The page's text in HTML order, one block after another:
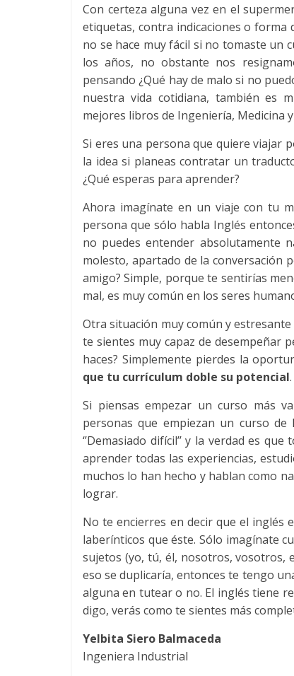
Magazine
de
Publicidad
y
Marketing
|
Noticias
de
Actualidad
y
Mercadeo
en
Colombia
|
Revistas
de
Actualidad
Con certeza alguna vez en el
etiquetas, contra indicaciones o
no se hace muy fácil si no tomaste un
los años, no obstante nos
pensando ¿Qué hay de malo si no
nuestra vida cotidiana, también es
mejores libros de Ingeniería, Medicina
Si eres una persona que quiere viajar
la idea si planeas contratar un
¿Qué esperas para aprender?
Ahora imagínate en un viaje con tu
persona que sólo habla Inglés
no puedes entender absolutamente
molesto, apartado de la conversación
amigo? Simple, porque te sentirías
mal, es muy común en los seres
Otra situación muy común y
te sientes muy capaz de desempeñar
haces? Simplemente pierdes la
que tu currículum doble su potencial.
Si piensas empezar un curso más
personas que empiezan un curso
‘’Demasiado difícil’’ y la verdad es
aprender todas las experiencias,
muchos lo han hecho y hablan como
lograr.
No te encierres en decir que el inglés
laberínticos que éste. Sólo imagínate
sujetos (yo, tú, él, nosotros, vosotros,
eso se duplicaría, entonces te tengo
alguna en tutear o no. El inglés tiene
digo, verás como te sientes más
Yelbita Siero Balmaceda
Ingeniera Industrial